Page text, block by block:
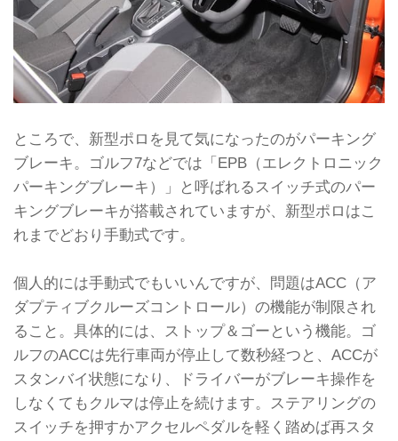
ところで、新型ポロを見て気になったのがパーキング
ブレーキ。ゴルフ7などでは「EPB（エレクトロニック
パーキングブレーキ）」と呼ばれるスイッチ式のパー
キングブレーキが搭載されていますが、新型ポロはこ
れまでどおり手動式です。
個人的には手動式でもいいんですが、問題はACC（ア
ダプティブクルーズコントロール）の機能が制限され
ること。具体的には、ストップ＆ゴーという機能。ゴ
ルフのACCは先行車両が停止して数秒経つと、ACCが
スタンバイ状態になり、ドライバーがブレーキ操作を
しなくてもクルマは停止を続けます。ステアリングの
スイッチを押すかアクセルペダルを軽く踏めば再スタ